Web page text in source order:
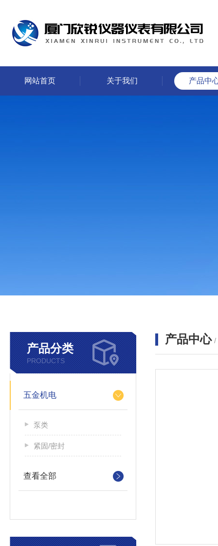
网站首页 关于我们 产品中
产品分类
PRODUCTS
五金机电
泵类
紧固/密封
查看全部
产品中心 /